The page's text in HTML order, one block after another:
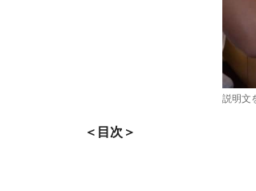
説明文
＜目次＞